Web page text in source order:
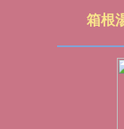
箱根